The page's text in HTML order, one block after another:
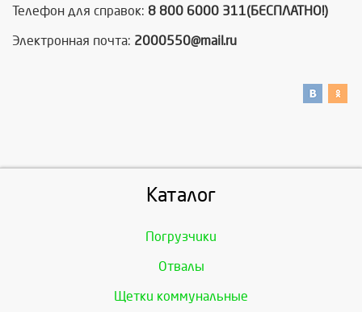
Телефон для справок: 8 800 6000 311(БЕСПЛАТНО!)
Электронная почта: 2000550@mail.ru
Каталог
Погрузчики
Отвалы
Щетки коммунальные